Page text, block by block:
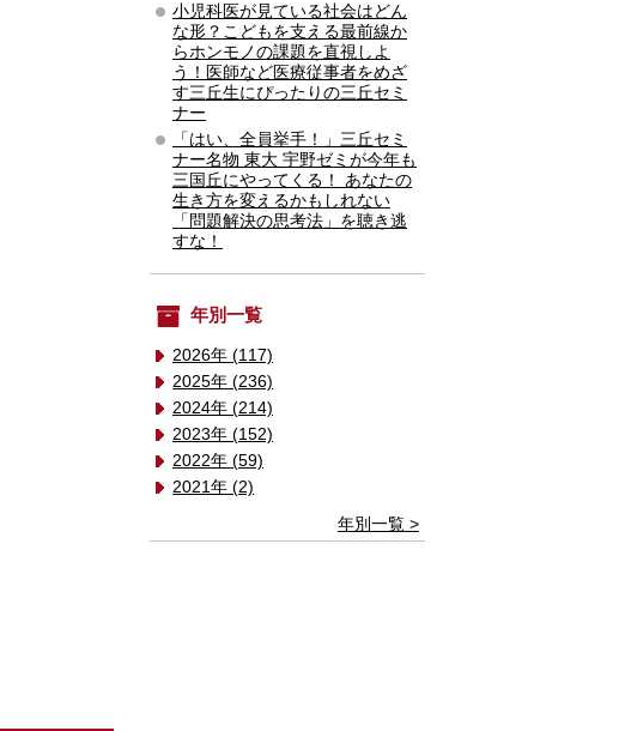
小児科医が見ている社会はどん
な形？こどもを支える最前線か
らホンモノの課題を直視しよ
う！医師など医療従事者をめざ
す三丘生にぴったりの三丘セミ
ナー
「はい、全員挙手！」三丘セミ
ナー名物 東大 宇野ゼミが今年も
三国丘にやってくる！ あなたの
生き方を変えるかもしれない
「問題解決の思考法」を聴き逃
すな！
年別一覧
2026年 (117)
2025年 (236)
2024年 (214)
2023年 (152)
2022年 (59)
2021年 (2)
年別一覧 >